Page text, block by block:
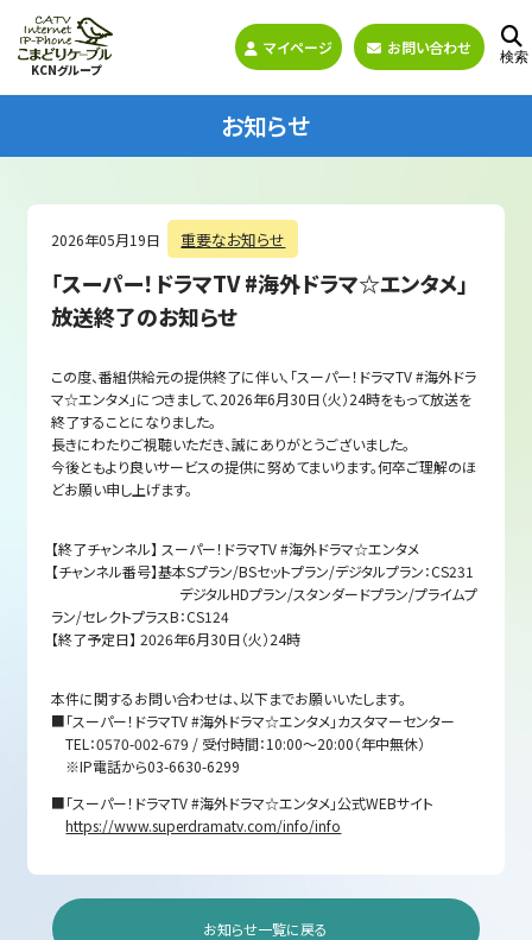
KCNグループ
マイページ お問い合わせ 検索
お知らせ
2026年05月19日 重要なお知らせ
「スーパー！ドラマTV #海外ドラマ☆エンタメ」
放送終了のお知らせ
この度、番組供給元の提供終了に伴い、「スーパー！ドラマTV #海外ドラ
マ☆エンタメ」につきまして、 2026年6月30日（火）24時をもって放送を
終了することになりました。
長きにわたりご視聴いただき、誠にありがとうございました。
今後ともより良いサービスの提供に努めてまいります。何卒ご理解のほ
どお願い申し上げます。
【終了チャンネル】 スーパー！ドラマTV #海外ドラマ☆エンタメ
【チャンネル番号】基本Sプラン/BSセットプラン/デジタルプラン：CS231
デジタルHDプラン/スタンダードプラン/プライムプ
ラン/セレクトプラスB：CS124
【終了予定日】 2026年6月30日（火）24時
本件に関するお問い合わせは、以下までお願いいたします。
■「スーパー！ドラマTV #海外ドラマ☆エンタメ」カスタマーセンター
TEL ：0570-002-679 / 受付時間：10:00～20:00（年中無休）
※IP電話から03-6630-6299
■「スーパー！ドラマTV #海外ドラマ☆エンタメ」公式WEBサイト
https://www.superdramatv.com/info/info
お知らせ一覧に戻る